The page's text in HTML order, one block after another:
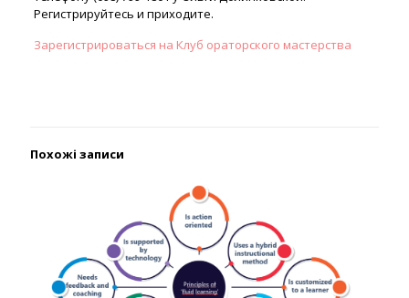
Регистрируйтесь и приходите.
Зарегистрироваться на Клуб ораторского мастерства
Похожі записи